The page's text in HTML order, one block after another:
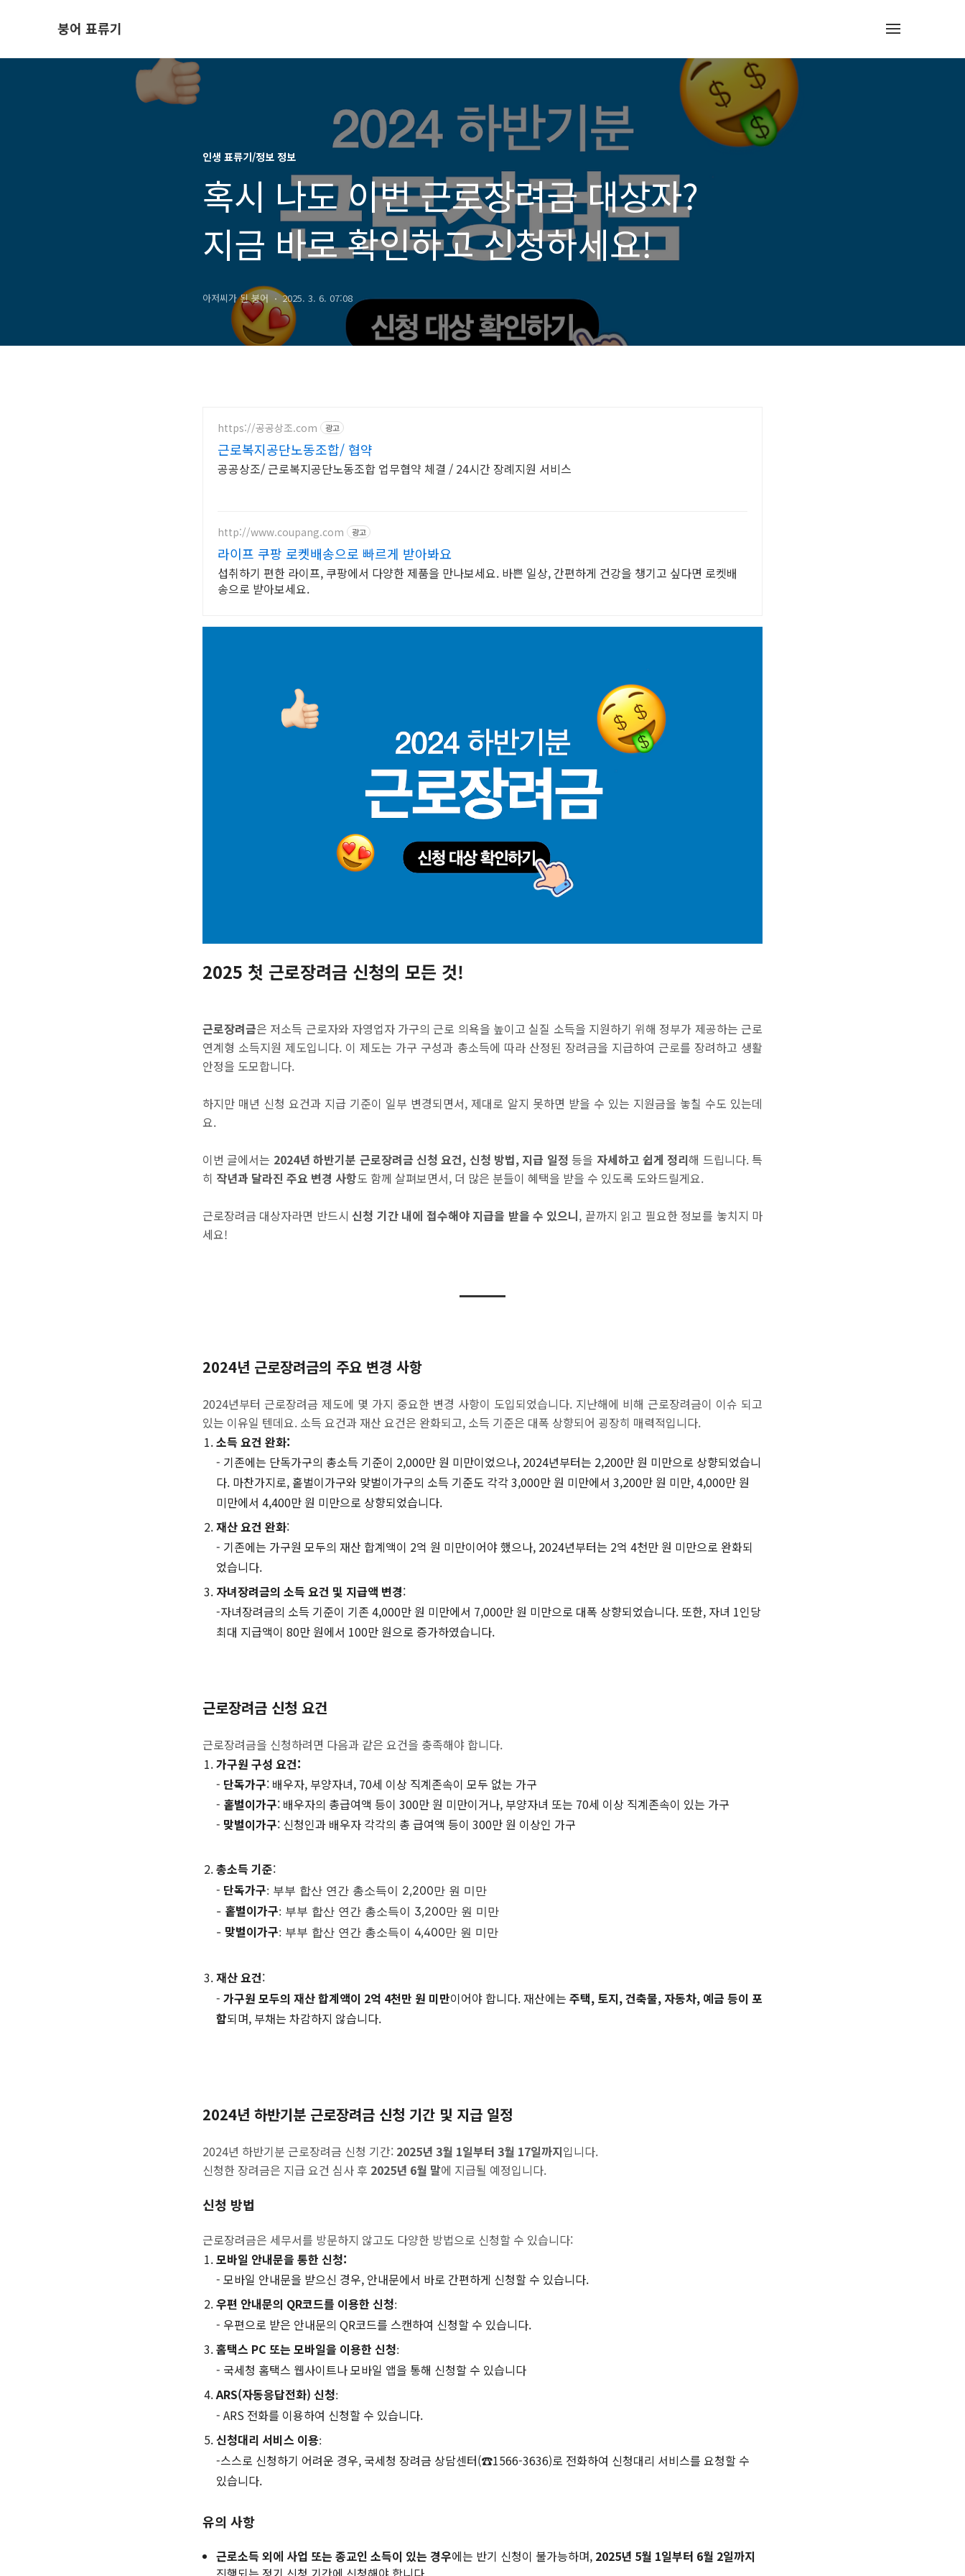
붕어 표류기
인생 표류기/정보 정보
혹시 나도 이번 근로장려금 대상자?
지금 바로 확인하고 신청하세요!
아저씨가 된 붕어 2025. 3. 6. 07:08
https://공공상조.com 광고
근로복지공단노동조합/ 협약
공공상조/ 근로복지공단노동조합 업무협약 체결 / 24시간 장례지원 서비스
http://www.coupang.com 광고
라이프 쿠팡 로켓배송으로 빠르게 받아봐요
섭취하기 편한 라이프, 쿠팡에서 다양한 제품을 만나보세요. 바쁜 일상, 간편하게 건강을 챙기고 싶다면 로켓배
송으로 받아보세요.
2025 첫 근로장려금 신청의 모든 것!
근로장려금은 저소득 근로자와 자영업자 가구의 근로 의욕을 높이고 실질 소득을 지원하기 위해 정부가 제공하는 근로
연계형 소득지원 제도입니다. 이 제도는 가구 구성과 총소득에 따라 산정된 장려금을 지급하여 근로를 장려하고 생활
안정을 도모합니다.
하지만 매년 신청 요건과 지급 기준이 일부 변경되면서, 제대로 알지 못하면 받을 수 있는 지원금을 놓칠 수도 있는데
요.
이번 글에서는 2024년 하반기분 근로장려금 신청 요건, 신청 방법, 지급 일정 등을 자세하고 쉽게 정리해 드립니다. 특
히 작년과 달라진 주요 변경 사항도 함께 살펴보면서, 더 많은 분들이 혜택을 받을 수 있도록 도와드릴게요.
근로장려금 대상자라면 반드시신청 기간 내에 접수해야 지급을 받을 수 있으니, 끝까지 읽고 필요한 정보를 놓치지 마
세요!
2024년 근로장려금의 주요 변경 사항
2024년부터 근로장려금 제도에 몇 가지 중요한 변경 사항이 도입되었습니다. 지난해에 비해 근로장려금이 이슈 되고
있는 이유일 텐데요. 소득 요건과 재산 요건은 완화되고, 소득 기준은 대폭 상향되어 굉장히 매력적입니다.
소득 요건 완화:
- 기존에는 단독가구의 총소득 기준이 2,000만 원 미만이었으나, 2024년부터는 2,200만 원 미만으로 상향되었습니
다. 마찬가지로, 홑벌이가구와 맞벌이가구의 소득 기준도 각각 3,000만 원 미만에서 3,200만 원 미만, 4,000만 원
미만에서 4,400만 원 미만으로 상향되었습니다.
재산 요건 완화:
- 기존에는 가구원 모두의 재산 합계액이 2억 원 미만이어야 했으나, 2024년부터는 2억 4천만 원 미만으로 완화되
었습니다.
자녀장려금의 소득 요건 및 지급액 변경:
-자녀장려금의 소득 기준이 기존 4,000만 원 미만에서 7,000만 원 미만으로 대폭 상향되었습니다. 또한, 자녀 1인당
최대 지급액이 80만 원에서 100만 원으로 증가하였습니다.
근로장려금 신청 요건
근로장려금을 신청하려면 다음과 같은 요건을 충족해야 합니다.
가구원 구성 요건:
- 단독가구: 배우자, 부양자녀, 70세 이상 직계존속이 모두 없는 가구
- 홑벌이가구: 배우자의 총급여액 등이 300만 원 미만이거나, 부양자녀 또는 70세 이상 직계존속이 있는 가구
- 맞벌이가구: 신청인과 배우자 각각의 총 급여액 등이 300만 원 이상인 가구
총소득 기준:
- 단독가구: 부부 합산 연간 총소득이 2,200만 원 미만
- 홑벌이가구: 부부 합산 연간 총소득이 3,200만 원 미만
- 맞벌이가구: 부부 합산 연간 총소득이 4,400만 원 미만
재산 요건:
- 가구원 모두의 재산 합계액이 2억 4천만 원 미만이어야 합니다. 재산에는 주택, 토지, 건축물, 자동차, 예금 등이 포
함되며, 부채는 차감하지 않습니다.
2024년 하반기분 근로장려금 신청 기간 및 지급 일정
2024년 하반기분 근로장려금 신청 기간: 2025년 3월 1일부터 3월 17일까지입니다.
신청한 장려금은 지급 요건 심사 후 2025년 6월 말에 지급될 예정입니다.
신청 방법
근로장려금은 세무서를 방문하지 않고도 다양한 방법으로 신청할 수 있습니다:
모바일 안내문을 통한 신청:
- 모바일 안내문을 받으신 경우, 안내문에서 바로 간편하게 신청할 수 있습니다.
우편 안내문의 QR코드를 이용한 신청:
- 우편으로 받은 안내문의 QR코드를 스캔하여 신청할 수 있습니다.
홈택스 PC 또는 모바일을 이용한 신청:
- 국세청 홈택스 웹사이트나 모바일 앱을 통해 신청할 수 있습니다
ARS(자동응답전화) 신청:
- ARS 전화를 이용하여 신청할 수 있습니다.
신청대리 서비스 이용:
-스스로 신청하기 어려운 경우, 국세청 장려금 상담센터(☎1566-3636)로 전화하여 신청대리 서비스를 요청할 수
있습니다.
유의 사항
근로소득 외에 사업 또는 종교인 소득이 있는 경우에는 반기 신청이 불가능하며, 2025년 5월 1일부터 6월 2일까지